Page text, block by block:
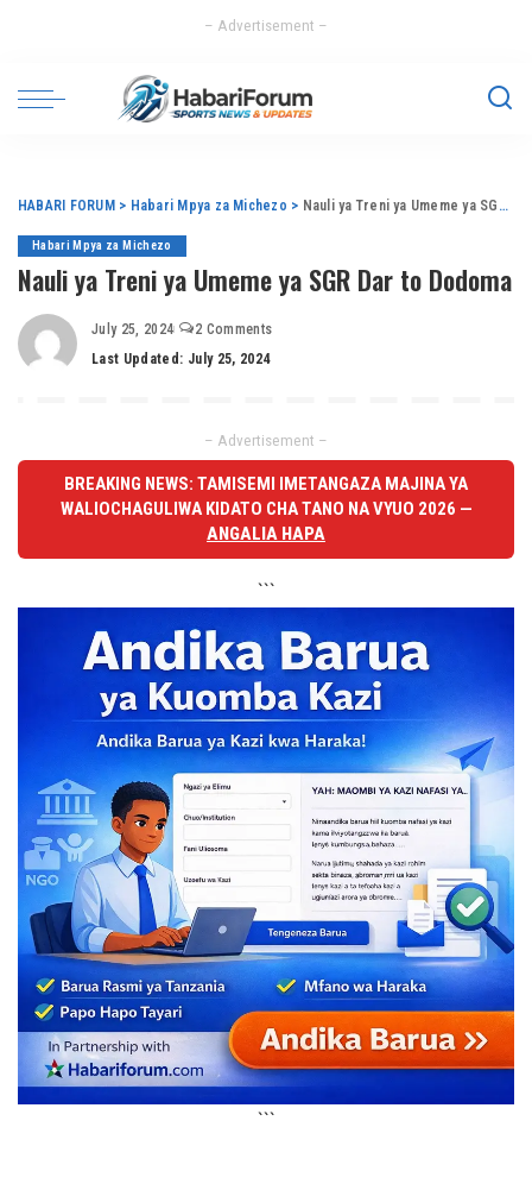
– Advertisement –
HABARI FORUM > Habari Mpya za Michezo > Nauli ya Treni ya Umeme ya SGR Dar to Dodoma
Habari Mpya za Michezo
Nauli ya Treni ya Umeme ya SGR Dar to Dodoma
July 25, 2024
2 Comments
Last Updated: July 25, 2024
– Advertisement –
BREAKING NEWS: TAMISEMI IMETANGAZA MAJINA YA
WALIOCHAGULIWA KIDATO CHA TANO NA VYUO 2026 —
ANGALIA HAPA
```
```